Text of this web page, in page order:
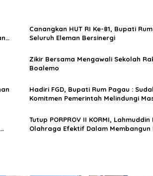
Canangkan HUT RI Ke-81, Bupati
Seluruh Eleman Bersinergi
Zikir Bersama Mengawali Sekolah
Boalemo
Hadiri FGD, Bupati Rum Pagau :
Komitmen Pemerintah Melindungi
Tutup PORPROV II KORMI,
Olahraga Efektif Dalam Membangun